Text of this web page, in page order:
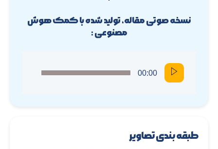
نسخه صوتی مقاله، تولید شده با کمک هوش
مصنوعی :
00:00
طبقه بندی تصاویر